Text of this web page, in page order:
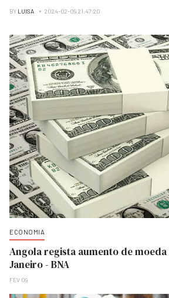
BY LUISA 2024-02-09 21:47:20
ECONOMIA
Angola regista aumento de
Janeiro - BNA
FEV 09